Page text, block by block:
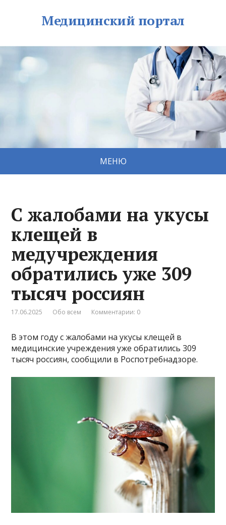
Медицинский портал
МЕНЮ
С жалобами на укусы
клещей в
медучреждения
обратились уже 309
тысяч россиян
17.06.2025 Обо всем Комментарии: 0
В этом году с жалобами на укусы клещей в
медицинские учреждения уже обратились 309
тысяч россиян, сообщили в Роспотребнадзоре.